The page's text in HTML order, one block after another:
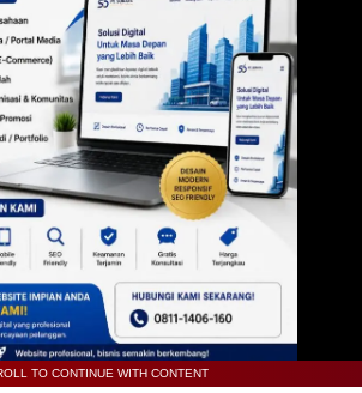
TO CONTINUE WITH CONTENT